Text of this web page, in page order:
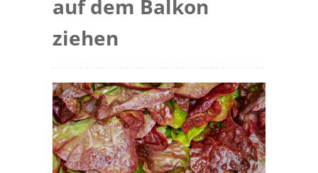
auf dem Balkon
ziehen